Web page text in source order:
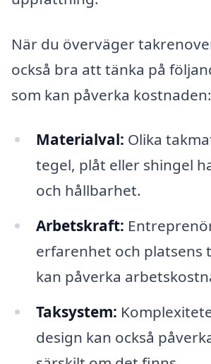
När du överväger
också bra att tänka på
som kan påverka kostnaden:
Materialval: Olika
tegel, plåt eller shingel
och hållbarhet.
Arbetskraft:
erfarenhet och platsens
kan påverka
Taksystem:
design kan också